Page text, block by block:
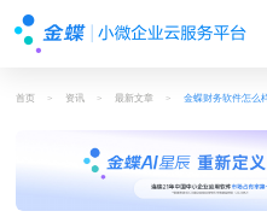
首页 > 资讯 > 最新文章 > 金蝶财务软件怎么